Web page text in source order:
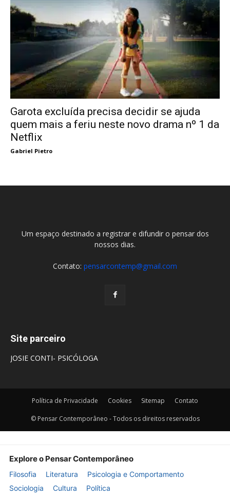
Garota excluída precisa decidir se ajuda
quem mais a feriu neste novo drama nº 1 da
Netflix
Gabriel Pietro
Um espaço destinado a registrar e difundir o pensar dos
nossos dias.
Contato: pensarcontemp@gmail.com
Site parceiro
JOSIE CONTI- PSICÓLOGA
Política de Privacidade Cookies Sitemap Contato
© Pensar Contemporâneo - Todos os direitos reservados
Explore o Pensar Contemporâneo
Filosofia Literatura
Psicologia e Comportamento
Sociologia
Cultura Política